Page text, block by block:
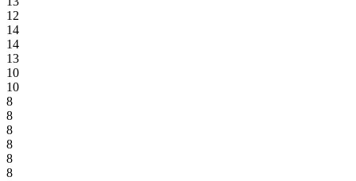
12
14
14
13
10
10
8
8
8
8
8
8